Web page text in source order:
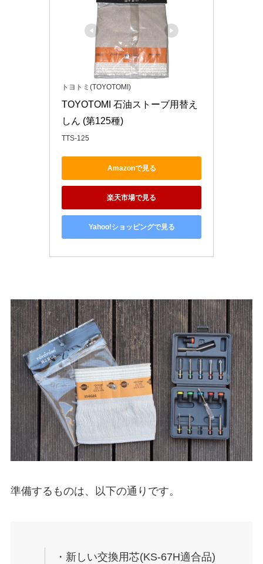
トヨトミ(TOYOTOMI)
TOYOTOMI 石油ストーブ用替え
しん (第125種)
TTS-125
Amazonで見る
楽天市場で見る
Yahoo!ショッピングで見る
準備するものは、以下の通りです。
・新しい交換用芯(KS-67H適合品)